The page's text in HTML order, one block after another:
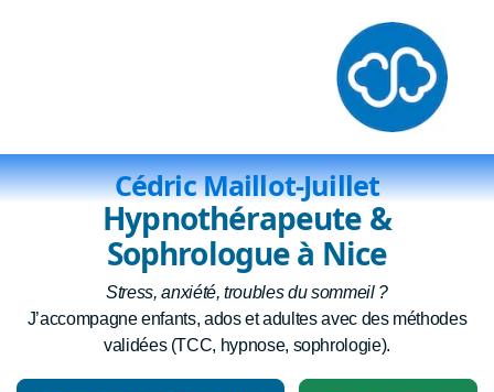
Cédric Maillot-Juillet
Hypnothérapeute &
Sophrologue à Nice
Stress, anxiété, troubles du sommeil ?
J’accompagne enfants, ados et adultes avec des méthodes
validées (TCC, hypnose, sophrologie).
therapie-breve